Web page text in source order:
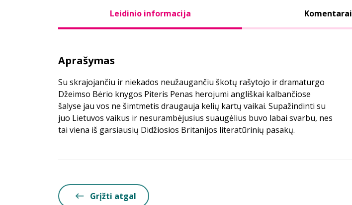
Leidinio informacija Komentarai
Aprašymas
Su skrajojančiu ir niekados neužaugančiu škotų rašytojo ir dramaturgo
Džeimso Bėrio knygos Piteris Penas herojumi angliškai kalbančiose
šalyse jau vos ne šimtmetis draugauja kelių kartų vaikai. Supažindinti su
juo Lietuvos vaikus ir nesurambėjusius suaugėlius buvo labai svarbu, nes
tai viena iš garsiausių Didžiosios Britanijos literatūrinių pasakų.
Grįžti atgal